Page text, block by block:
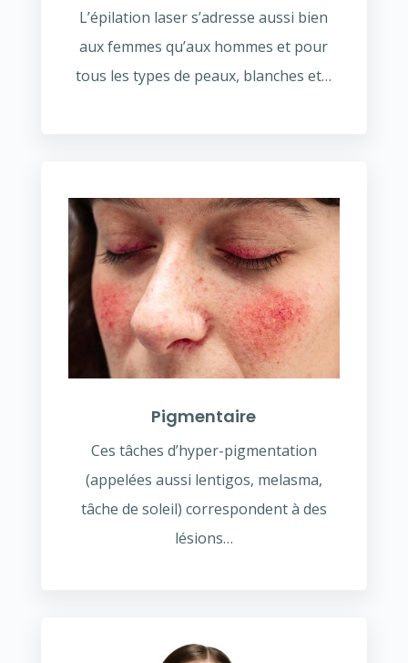
L’épilation laser s’adresse aussi bien
aux femmes qu’aux hommes et pour
tous les types de peaux, blanches et…
Pigmentaire
Ces tâches d’hyper-pigmentation
(appelées aussi lentigos, melasma,
tâche de soleil) correspondent à des
lésions…